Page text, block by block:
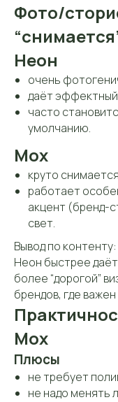
Фото/
Неон
очень
даёт
часто
умолчанию.
Мох
круто
работает
акцент (бренд-
свет.
Вывод по контенту:
Неон быстрее
более “дорогой”
брендов, где
Мох
Плюсы
не требует
не надо менять